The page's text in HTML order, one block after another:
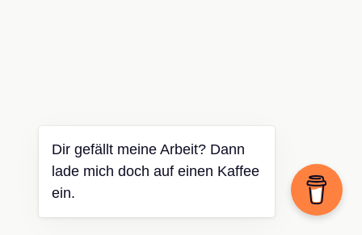
Dir gefällt meine Arbeit? Dann
lade mich doch auf einen Kaffee
ein.